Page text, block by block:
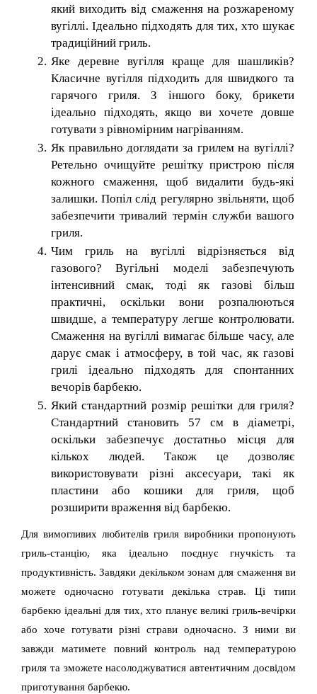
який виходить від смаження на розжареному
вугіллі. Ідеально підходять для тих, хто шукає
традиційний гриль.
Яке деревне вугілля краще для шашликів?
Класичне вугілля підходить для швидкого та
гарячого гриля. З іншого боку, брикети
ідеально підходять, якщо ви хочете довше
готувати з рівномірним нагріванням.
Як правильно доглядати за грилем на вугіллі?
Ретельно очищуйте решітку пристрою після
кожного смаження, щоб видалити будь-які
залишки. Попіл слід регулярно звільняти, щоб
забезпечити тривалий термін служби вашого
гриля.
Чим гриль на вугіллі відрізняється від
газового? Вугільні моделі забезпечують
інтенсивний смак, тоді як газові більш
практичні, оскільки вони розпалюються
швидше, а температуру легше контролювати.
Смаження на вугіллі вимагає більше часу, але
дарує смак і атмосферу, в той час, як газові
грилі ідеально підходять для спонтанних
вечорів барбекю.
Який стандартний розмір решітки для гриля?
Стандартний становить 57 см в діаметрі,
оскільки забезпечує достатньо місця для
кількох людей. Також це дозволяє
використовувати різні аксесуари, такі як
пластини або кошики для гриля, щоб
розширити враження від барбекю.
Для вимогливих любителів гриля виробники пропонують
гриль-станцію, яка ідеально поєднує гнучкість та
продуктивність. Завдяки декільком зонам для смаження ви
можете одночасно готувати декілька страв. Ці типи
барбекю ідеальні для тих, хто планує великі гриль-вечірки
або хоче готувати різні страви одночасно. З ними ви
завжди матимете повний контроль над температурою
гриля та зможете насолоджуватися автентичним досвідом
приготування барбекю.